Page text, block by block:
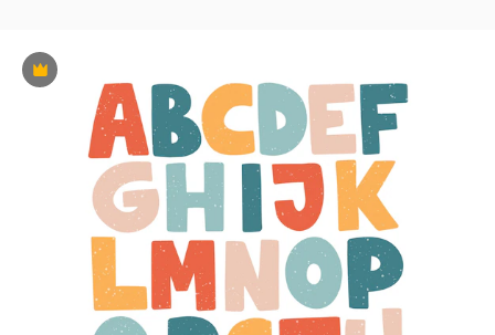
Premium